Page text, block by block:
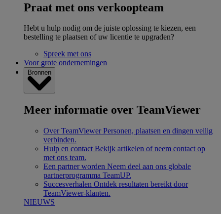
Praat met ons verkoopteam
Hebt u hulp nodig om de juiste oplossing te kiezen, een
bestelling te plaatsen of uw licentie te upgraden?
Spreek met ons
Voor grote ondernemingen
Bronnen
Meer informatie over TeamViewer
Over TeamViewer Personen, plaatsen en dingen veilig
verbinden.
Hulp en contact Bekijk artikelen of neem contact op
met ons team.
Een partner worden Neem deel aan ons globale
partnerprogramma TeamUP.
Succesverhalen Ontdek resultaten bereikt door
TeamViewer-klanten.
NIEUWS